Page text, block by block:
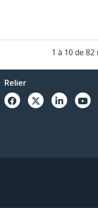
1 à 10 de
Relier